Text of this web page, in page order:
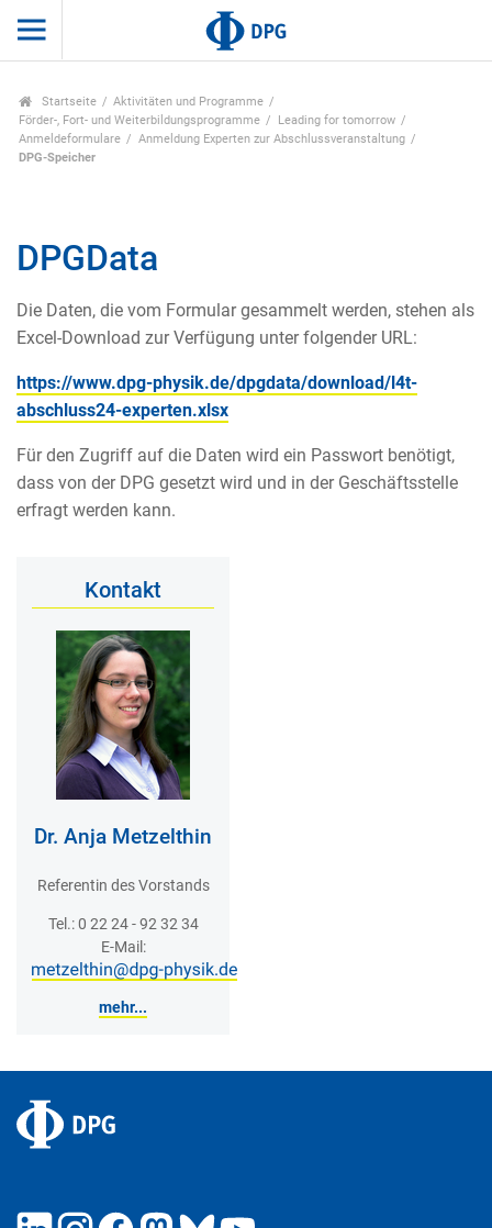
Startseite
Aktivitäten und Programme
Förder-, Fort- und Weiterbildungsprogramme
Leading for tomorrow
Anmeldeformulare
Anmeldung Experten zur Abschlussveranstaltung
DPG-Speicher
DPGData
Die Daten, die vom Formular gesammelt werden, stehen als
Excel-Download zur Verfügung unter folgender URL:
https://www.dpg-physik.de/dpgdata/download/l4t-
abschluss24-experten.xlsx
Für den Zugriff auf die Daten wird ein Passwort benötigt,
dass von der DPG gesetzt wird und in der Geschäftsstelle
erfragt werden kann.
Kontakt
Dr. Anja Metzelthin
Referentin des Vorstands
Tel.: 0 22 24 - 92 32 34
E-Mail:
mehr...